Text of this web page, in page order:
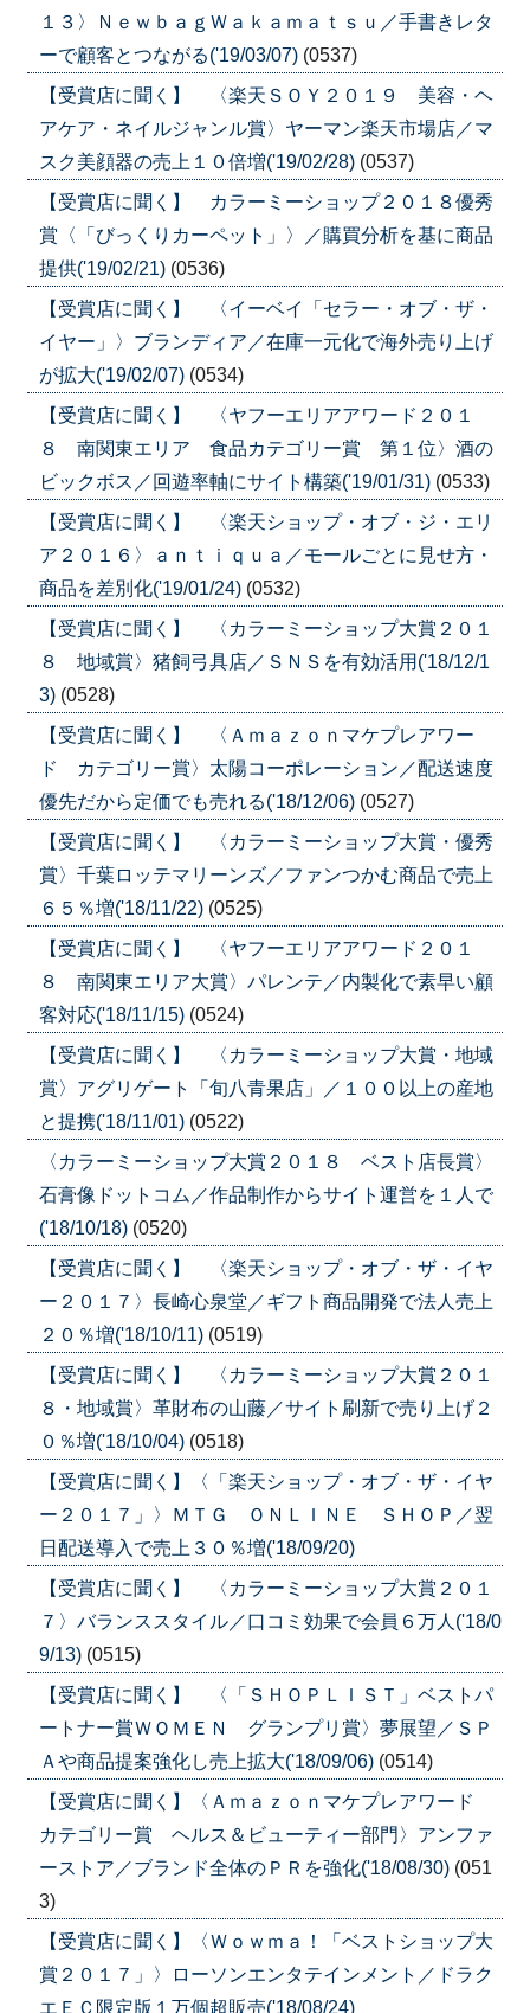
１３〉ＮｅｗｂａｇＷａｋａｍａｔｓｕ／手書きレタ
ーで顧客とつながる('19/03/07) (0537)
【受賞店に聞く】 〈楽天ＳＯＹ２０１９ 美容・ヘ
アケア・ネイルジャンル賞〉ヤーマン楽天市場店／マ
スク美顔器の売上１０倍増('19/02/28) (0537)
【受賞店に聞く】 カラーミーショップ２０１８優秀
賞〈「びっくりカーペット」〉／購買分析を基に商品
提供('19/02/21) (0536)
【受賞店に聞く】 〈イーベイ「セラー・オブ・ザ・
イヤー」〉ブランディア／在庫一元化で海外売り上げ
が拡大('19/02/07) (0534)
【受賞店に聞く】 〈ヤフーエリアアワード２０１
８ 南関東エリア 食品カテゴリー賞 第１位〉酒の
ビックボス／回遊率軸にサイト構築('19/01/31) (0533)
【受賞店に聞く】 〈楽天ショップ・オブ・ジ・エリ
ア２０１６〉ａｎｔｉｑｕａ／モールごとに見せ方・
商品を差別化('19/01/24) (0532)
【受賞店に聞く】 〈カラーミーショップ大賞２０１
８ 地域賞〉猪飼弓具店／ＳＮＳを有効活用('18/12/1
3) (0528)
【受賞店に聞く】 〈Ａｍａｚｏｎマケプレアワー
ド カテゴリー賞〉太陽コーポレーション／配送速度
優先だから定価でも売れる('18/12/06) (0527)
【受賞店に聞く】 〈カラーミーショップ大賞・優秀
賞〉千葉ロッテマリーンズ／ファンつかむ商品で売上
６５％増('18/11/22) (0525)
【受賞店に聞く】 〈ヤフーエリアアワード２０１
８ 南関東エリア大賞〉パレンテ／内製化で素早い顧
客対応('18/11/15) (0524)
【受賞店に聞く】 〈カラーミーショップ大賞・地域
賞〉アグリゲート「旬八青果店」／１００以上の産地
と提携('18/11/01) (0522)
〈カラーミーショップ大賞２０１８ ベスト店長賞〉
石膏像ドットコム／作品制作からサイト運営を１人で
('18/10/18) (0520)
【受賞店に聞く】 〈楽天ショップ・オブ・ザ・イヤ
ー２０１７〉長崎心泉堂／ギフト商品開発で法人売上
２０％増('18/10/11) (0519)
【受賞店に聞く】 〈カラーミーショップ大賞２０１
８・地域賞〉革財布の山藤／サイト刷新で売り上げ２
０％増('18/10/04) (0518)
【受賞店に聞く】〈「楽天ショップ・オブ・ザ・イヤ
ー２０１７」〉ＭＴＧ ＯＮＬＩＮＥ ＳＨＯＰ／翌
日配送導入で売上３０％増('18/09/20)
【受賞店に聞く】 〈カラーミーショップ大賞２０１
７〉バランススタイル／口コミ効果で会員６万人('18/0
9/13) (0515)
【受賞店に聞く】 〈「ＳＨＯＰＬＩＳＴ」ベストパ
ートナー賞ＷＯＭＥＮ グランプリ賞〉夢展望／ＳＰ
Ａや商品提案強化し売上拡大('18/09/06) (0514)
【受賞店に聞く】〈Ａｍａｚｏｎマケプレアワード
カテゴリー賞 ヘルス＆ビューティー部門〉アンファ
ーストア／ブランド全体のＰＲを強化('18/08/30) (051
3)
【受賞店に聞く】〈Ｗｏｗｍａ！「ベストショップ大
賞２０１７」〉ローソンエンタテインメント／ドラク
エＥＣ限定版１万個超販売('18/08/24)